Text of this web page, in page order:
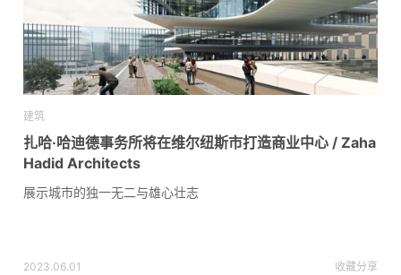
建筑
扎哈·哈迪德事务所将在维尔纽斯市打造商业中心 / Zaha
Hadid Architects
展示城市的独一无二与雄心壮志
2023.06.01 收藏分享